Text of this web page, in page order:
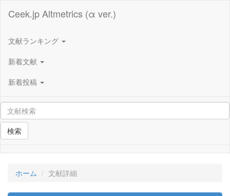
Ceek.jp Altmetrics (α ver.)
文献ランキング
新着文献
新着投稿
検索
ホーム 文献詳細